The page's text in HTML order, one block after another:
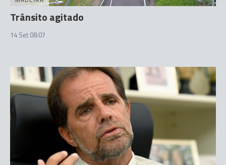
Trânsito agitado
14 Set 08:07